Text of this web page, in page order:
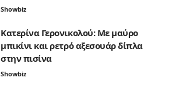
Showbiz
Κατερίνα Γερονικολού: Με μαύρο
μπικίνι και ρετρό αξεσουάρ δίπλα
στην πισίνα
Showbiz